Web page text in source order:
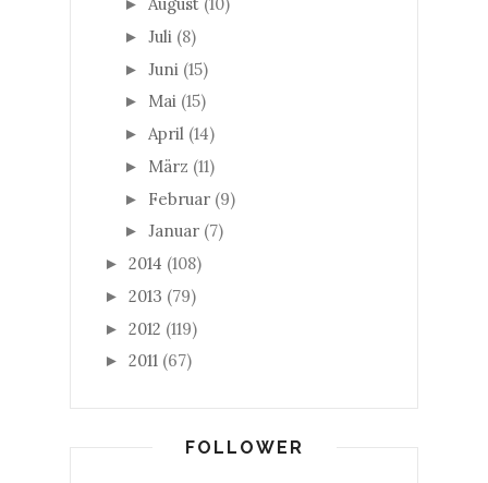
►
► Juli (8)
► Juni (15)
► Mai (15)
► April (14)
► März (11)
► Februar (9)
► Januar (7)
► 2014 (108)
► 2013 (79)
► 2012 (119)
► 2011 (67)
FOLLOWER